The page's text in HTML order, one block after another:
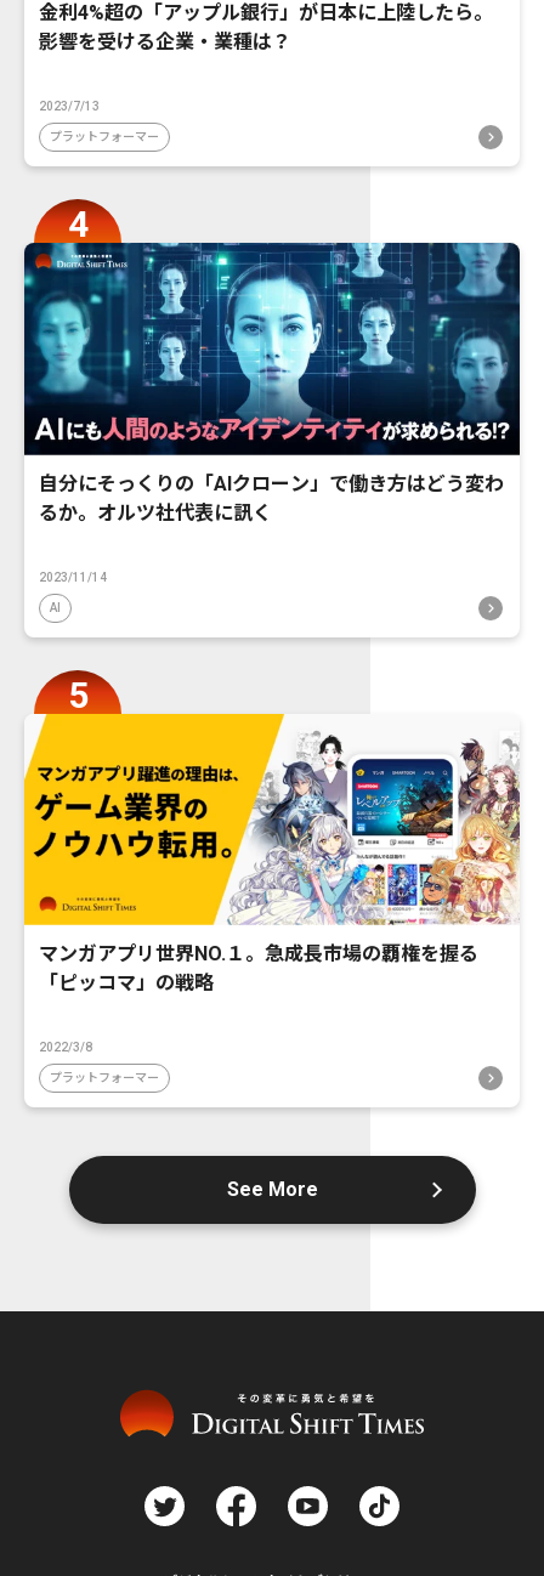
金利4%超の「アップル銀行」が日本に上陸したら。
影響を受ける企業・業種は？
2023/7/13
プラットフォーマー
自分にそっくりの「AIクローン」で働き方はどう変わ
るか。オルツ社代表に訊く
2023/11/14
AI
マンガアプリ世界NO.１。急成長市場の覇権を握る
「ピッコマ」の戦略
2022/3/8
プラットフォーマー
See More